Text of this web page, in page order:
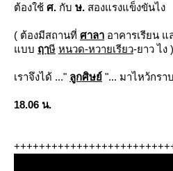
ต้องใช้ ศ. กับ ษ. สองแรงแข็งขันไง
( ต้องมีสถานที่ ศาลา อาคารเรียน
บบ ฤๅษี หนวด-หวายเรียว-ยาว ไง )
เราจึงได้ ..." ลูกศิษย์ "... มาไหว้กรา
18.06 น.